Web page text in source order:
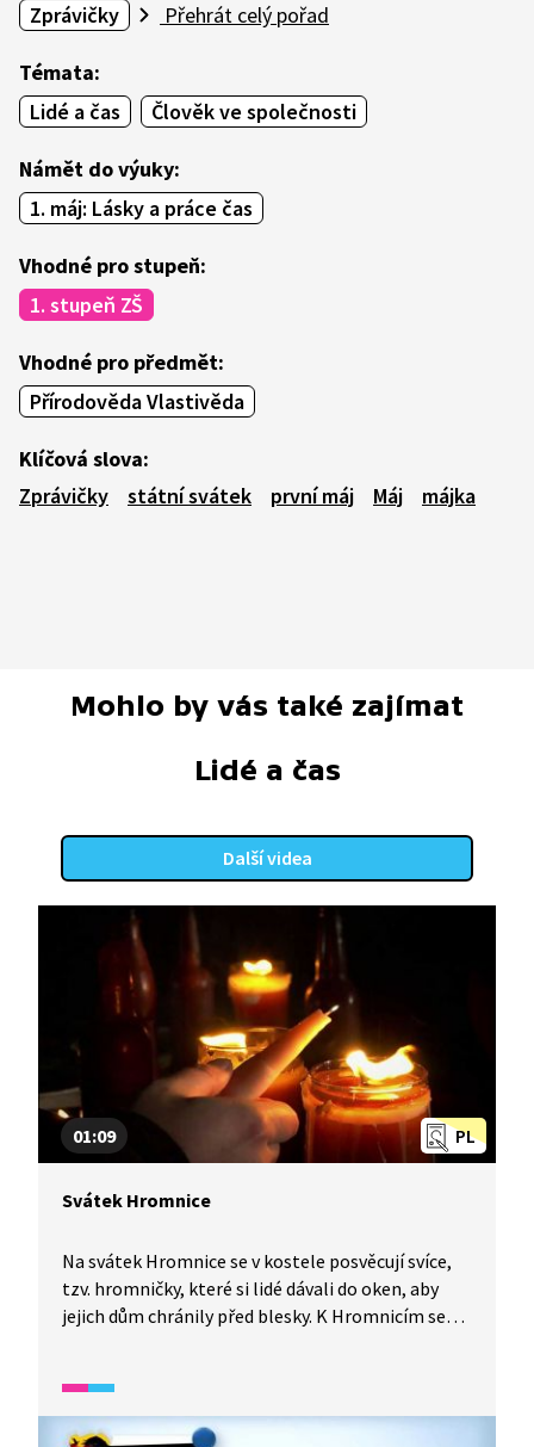
Zprávičky
Přehrát celý pořad
Témata:
Lidé a čas
Člověk ve společnosti
Námět do výuky:
1. máj: Lásky a práce čas
Vhodné pro stupeň:
1. stupeň ZŠ
Vhodné pro předmět:
Přírodověda Vlastivěda
Klíčová slova:
Zprávičky
státní svátek první máj Máj májka
Mohlo by vás také zajímat
Lidé a čas
Další videa
PL
01:09
Svátek Hromnice
Na svátek Hromnice se v kostele posvěcují svíce,
tzv. hromničky, které si lidé dávali do oken, aby
jejich dům chránily před blesky. K Hromnicím se